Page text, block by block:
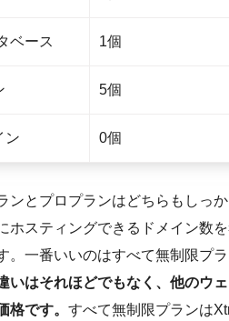
ベース 1個
5個
ン 0個
ンとプロプランはどちらもしっ
ホスティングできるドメイン数
。一番いいのはすべて無制限プ
いはそれほどでもなく、他のウ
格です。 すべて無制限プランは